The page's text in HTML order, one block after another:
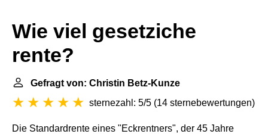
Wie viel gesetziche
rente?
Gefragt von: Christin Betz-Kunze
sternezahl: 5/5 (14 sternebewertungen)
Die Standardrente eines "Eckrentners", der 45 Jahre